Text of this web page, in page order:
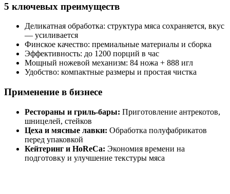
5 ключевых преимуществ
Деликатная обработка: структура мяса сохраняется, вкус
— усиливается
Финское качество: премиальные материалы и сборка
Эффективность: до 1200 порций в час
Мощный ножевой механизм: 84 ножа + 888 игл
Удобство: компактные размеры и простая чистка
Применение в бизнесе
Рестораны и гриль-бары: Приготовление антрекотов,
шницелей, стейков
Цеха и мясные лавки: Обработка полуфабрикатов
перед упаковкой
Кейтеринг и HoReCa: Экономия времени на
подготовку и улучшение текстуры мяса